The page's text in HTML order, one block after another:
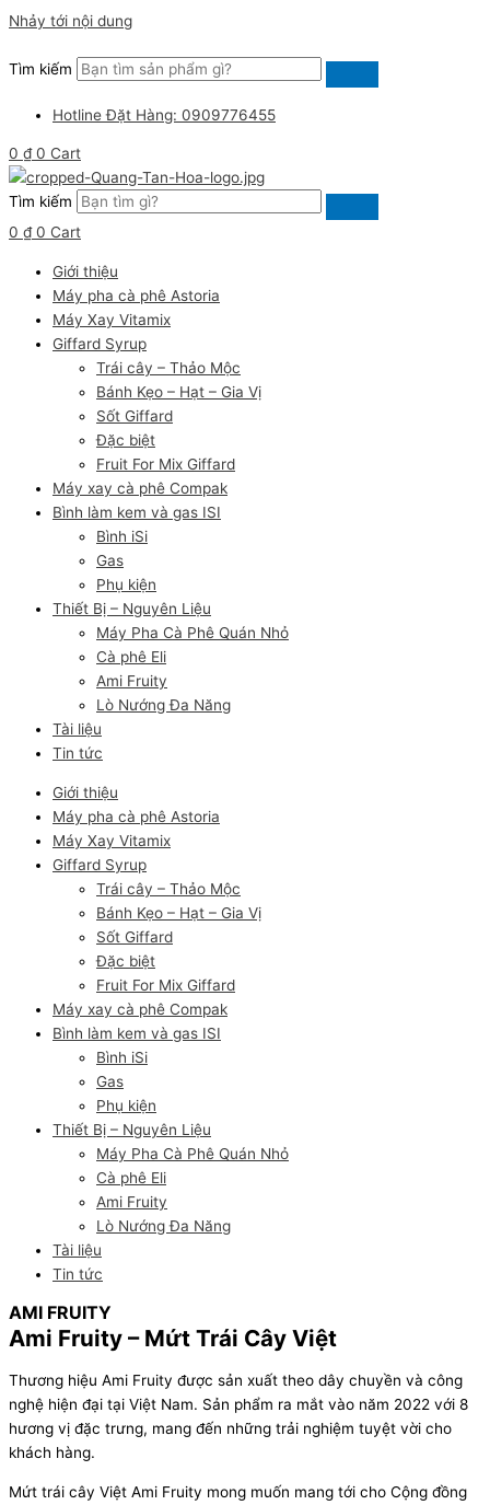
Nhảy tới nội dung
Tìm kiếm
Hotline Đặt Hàng: 0909776455
0 ₫ 0 Cart
Tìm kiếm
0 ₫ 0 Cart
Giới thiệu
Máy pha cà phê Astoria
Máy Xay Vitamix
Giffard Syrup
Trái cây – Thảo Mộc
Bánh Kẹo – Hạt – Gia Vị
Sốt Giffard
Đặc biệt
Fruit For Mix Giffard
Máy xay cà phê Compak
Bình làm kem và gas ISI
Bình iSi
Gas
Phụ kiện
Thiết Bị – Nguyên Liệu
Máy Pha Cà Phê Quán Nhỏ
Cà phê Eli
Ami Fruity
Lò Nướng Đa Năng
Tài liệu
Tin tức
Giới thiệu
Máy pha cà phê Astoria
Máy Xay Vitamix
Giffard Syrup
Trái cây – Thảo Mộc
Bánh Kẹo – Hạt – Gia Vị
Sốt Giffard
Đặc biệt
Fruit For Mix Giffard
Máy xay cà phê Compak
Bình làm kem và gas ISI
Bình iSi
Gas
Phụ kiện
Thiết Bị – Nguyên Liệu
Máy Pha Cà Phê Quán Nhỏ
Cà phê Eli
Ami Fruity
Lò Nướng Đa Năng
Tài liệu
Tin tức
AMI FRUITY
Ami Fruity – Mứt Trái Cây Việt
Thương hiệu Ami Fruity được sản xuất theo dây chuyền và công
nghệ hiện đại tại Việt Nam. Sản phẩm ra mắt vào năm 2022 với 8
hương vị đặc trưng, mang đến những trải nghiệm tuyệt vời cho
khách hàng.
Mứt trái cây Việt Ami Fruity mong muốn mang tới cho Cộng đồng